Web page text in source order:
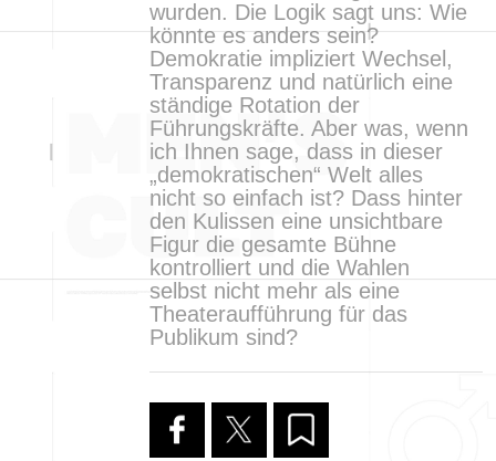
wurden. Die Logik sagt uns: Wie
könnte es anders sein?
Demokratie impliziert Wechsel,
Transparenz und natürlich eine
ständige Rotation der
Führungskräfte. Aber was, wenn
ich Ihnen sage, dass in dieser
„demokratischen“ Welt alles
nicht so einfach ist? Dass hinter
den Kulissen eine unsichtbare
Figur die gesamte Bühne
kontrolliert und die Wahlen
selbst nicht mehr als eine
Theateraufführung für das
Publikum sind?